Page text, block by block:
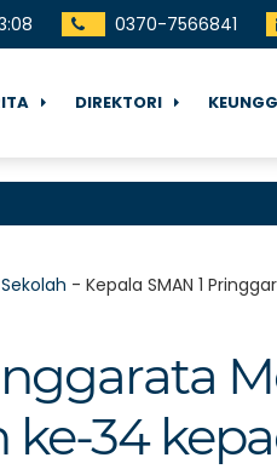
:09 0370-7566841
DIREKTORI
- Kepala SMAN 1
34